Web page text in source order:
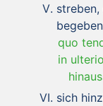
streben,
begeben
quo
in
sich